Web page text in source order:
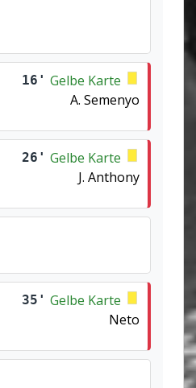
16' Gelbe Karte
A. Semenyo
26' Gelbe Karte
J. Anthony
35' Gelbe Karte
Neto